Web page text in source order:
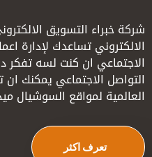
الالكتروني تساعدك لإدارة
الاجتماعي ان كنت لسه تفكر
التواصل الاجتماعي يمكنك ان
العالمية لمواقع السوشيال
تعرف اكثر